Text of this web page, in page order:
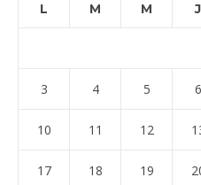
L M M J
3 4 5 6
10 11 12
17 18 19